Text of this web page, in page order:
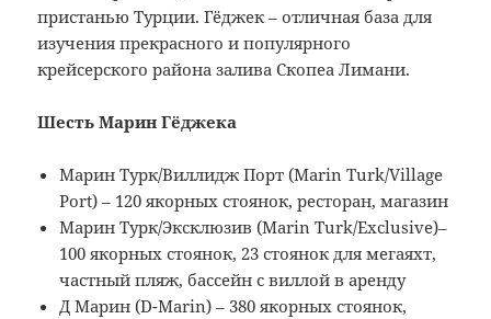
пристанью Турции. Гёджек – отличная база для
изучения прекрасного и популярного
крейсерского района залива Скопеа Лимани.
Шесть Марин Гёджека
Марин Турк/Виллидж Порт (Marin Turk/Village
Port) – 120 якорных стоянок, ресторан, магазин
Марин Турк/Эксклюзив (Marin Turk/Exclusive)–
100 якорных стоянок, 23 стоянок для мегаяхт,
частный пляж, бассейн с виллой в аренду
Д Марин (D-Marin) – 380 якорных стоянок,